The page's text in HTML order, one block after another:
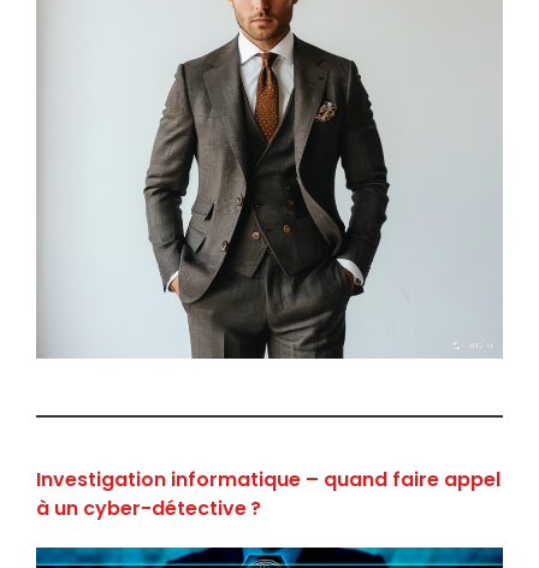
Investigation informatique – quand faire appel
à un cyber-détective ?